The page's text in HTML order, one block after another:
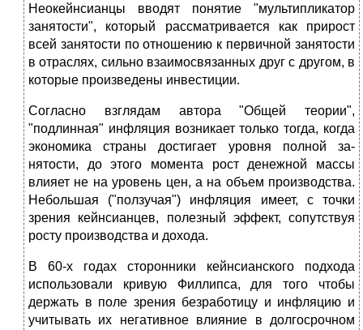
Неокейнсианцы вводят понятие "мультипликатор
занятости", который рассматривается как прирост
всей занятости по отношению к первичной занятости
в от­раслях, сильно взаимо­связанных друг с другом, в
которые произве­дены инвестиции.
Согласно взглядам автора "Общей теории",
"подлинная" ин­фляция воз­никает только тогда, когда
экономика страны достигает уровня полной за­
нятости, до этого момента рост денежной массы
влияет не на уровень цен, а на объем производства.
Небольшая ("ползучая") инфляция имеет, с точки
зрения кейнсианцев, полезный эффект, сопутствуя
росту производства и до­хода.
В 60-х годах сторонники кейнсианского подхода
использовали кривую Филлипса, для того чтобы
держать в поле зрения безработицу и инфляцию и
учитывать их негативное влияние в долгосрочном